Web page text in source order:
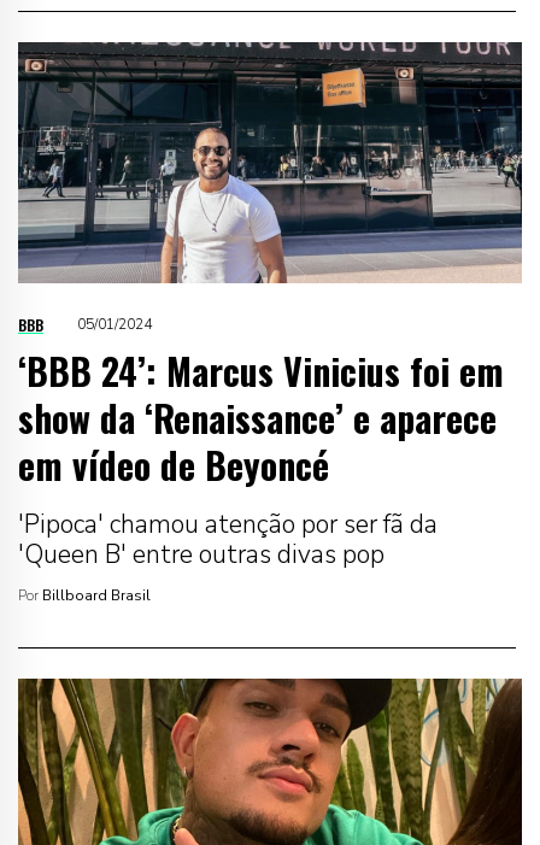
BBB 05/01/2024
‘BBB 24’: Marcus Vinicius foi em
show da ‘Renaissance’ e aparece
em vídeo de Beyoncé
'Pipoca' chamou atenção por ser fã da
'Queen B' entre outras divas pop
Por Billboard Brasil